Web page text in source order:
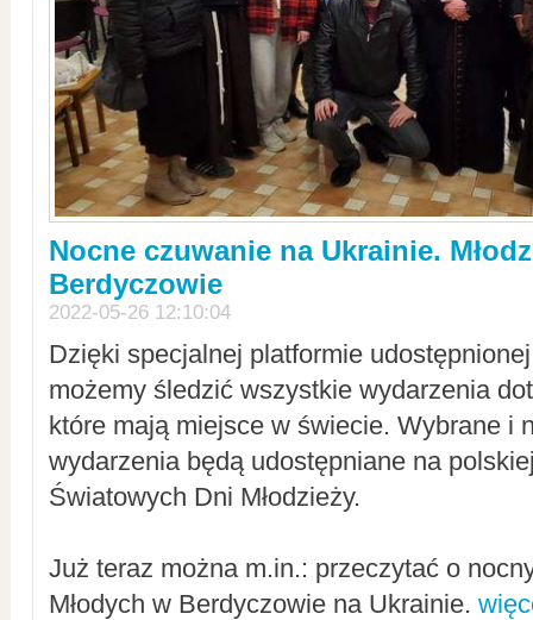
Nocne czuwanie na Ukrainie.
Berdyczowie
2022-05-26 12:10:04
Dzięki specjalnej platformie
możemy śledzić wszystkie wydarzenia
które mają miejsce w świecie. Wybrane i
wydarzenia będą udostępniane na
Światowych Dni Młodzieży.
Już teraz można m.in.: przeczytać o
Młodych w Berdyczowie na Ukrainie.